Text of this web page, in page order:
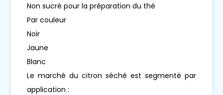
Non sucré pour la préparation du thé
Par couleur
Noir
Jaune
Blanc
Le marché du citron séché est segmenté par
application :